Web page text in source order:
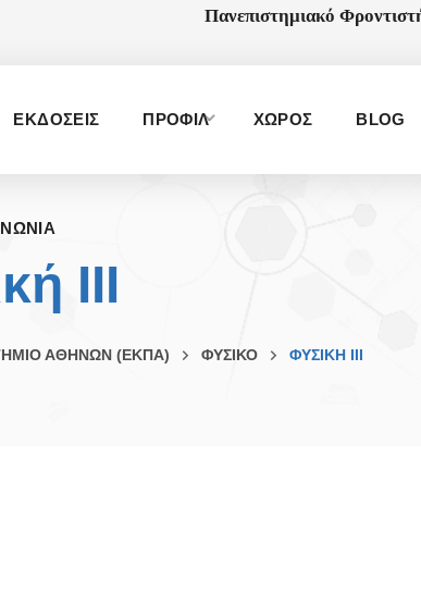
Πανεπιστημιακό
ΕΚΔΟΣΕΙΣ ΠΡΟΦΙΛ ΧΩΡΟΣ BLOG
ΙΙΙ
ΑΘΗΝΩΝ (ΕΚΠΑ) ΦΥΣΙΚΟ ΦΥΣΙΚΉ ΙΙΙ